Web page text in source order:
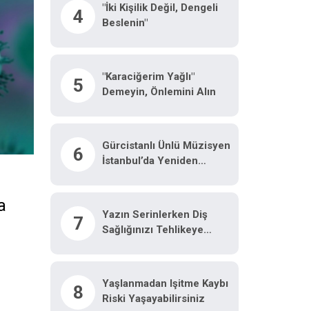
4
"İki Kişilik Değil, Dengeli
Beslenin"
5
"Karaciğerim Yağlı"
Demeyin, Önlemini Alın
6
Gürcistanlı Ünlü Müzisyen
İstanbul’da Yeniden
Çıkacağım"
7
Yazın Serinlerken Diş
Sağlığınızı Tehlikeye
8
Yaşlanmadan Işitme Kaybı
Riski Yaşayabilirsiniz